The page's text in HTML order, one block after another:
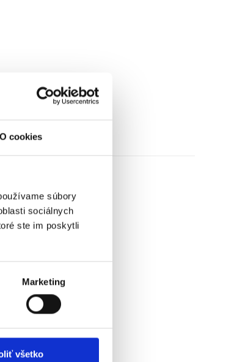
O cookies
súbory
sociálnych
ste im poskytli
Marketing
všetko